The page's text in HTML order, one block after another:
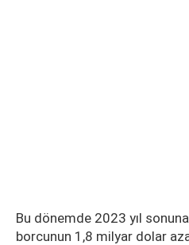
Bu dönemde 2023 yıl
borcunun 1,8 milyar dolar